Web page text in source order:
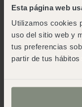
Esta página web
Utilizamos cookies
uso del sitio web y
tus preferencias
partir de tus